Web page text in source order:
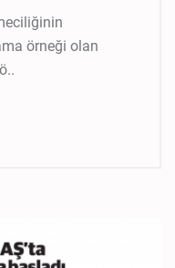
örneği olan